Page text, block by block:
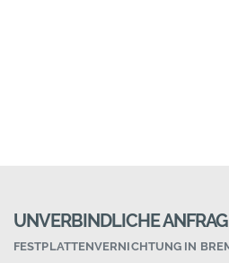
UNVERBINDLICHE
FESTPLATTENVERNICHTUNG IN